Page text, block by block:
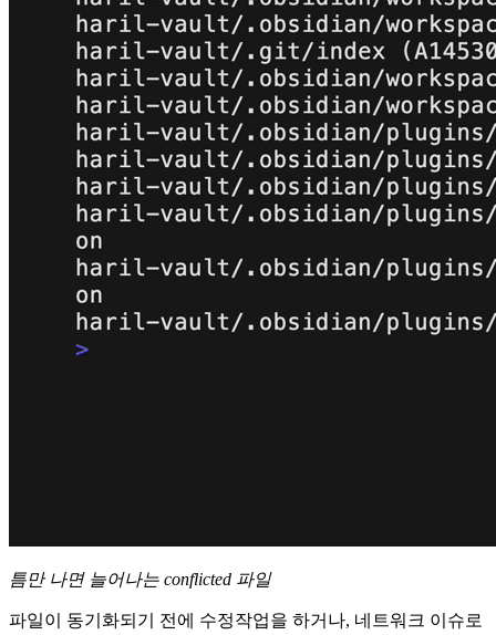
틈만 나면 늘어나는 conflicted 파일
파일이 동기화되기 전에 수정작업을 하거나, 네트워크 이슈로